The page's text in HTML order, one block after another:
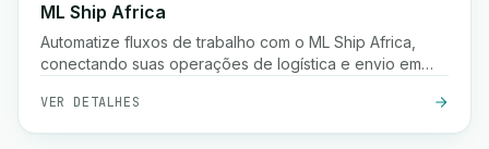
ML Ship Africa
Automatize fluxos de trabalho com o ML Ship Africa,
conectando suas operações de logística e envio em
VER DETALHES